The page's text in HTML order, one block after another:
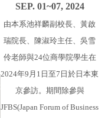
SEP. 01~07, 2024
由本系池祥麟副校長、黃啟
瑞院長、陳淑玲主任、吳雪
伶老師與24位商學院學生在
2024年9月1日至7日於日本東
京參訪。期間除參與
JFBS(Japan Forum of Business